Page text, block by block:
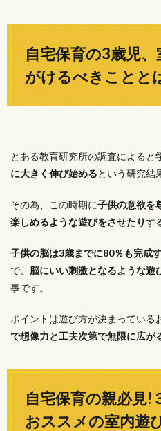
自宅保育の3歳児
がけるべきことと
とある教育研究所の調査によると
に大きく伸び始めるという研究結
その為、この時期に子供の意欲を
楽しめるような遊びをさせたりす
子供の脳は3歳までに80％も完成
で、 脳にいい刺激となるような遊
事です。
ポイントは遊び方が決まっている
で想像力と工夫次第で無限に広が
自宅保育の親必見!
おススメの室内遊